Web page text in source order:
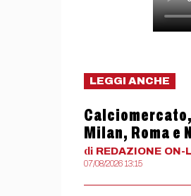
LEGGI ANCHE
Milan, Roma e
di REDAZIONE ON-
07/08/2026 13:15